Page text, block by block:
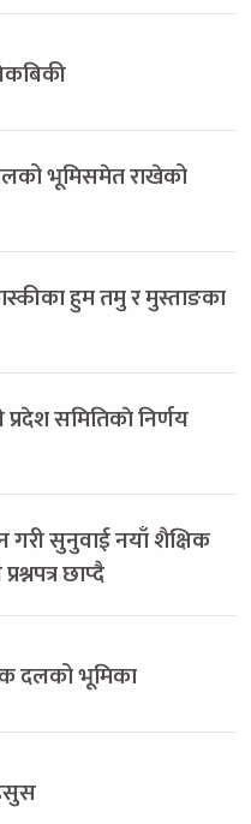
भूमिसमेत राखेको
हुम तमु र मुस्ताङका
समितिकाे निर्णय
गरी सुनुवाई नयाँ शैक्षिक
छाप्दै
दलको भूमिका